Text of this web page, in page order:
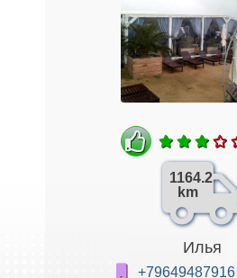
1164.2
km
Илья
+79649487916